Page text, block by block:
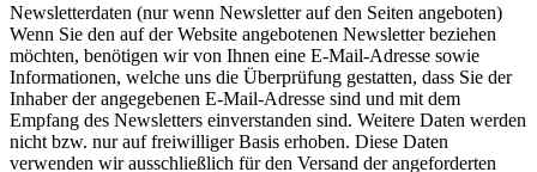
Newsletterdaten (nur wenn Newsletter auf den Seiten angeboten)
Wenn Sie den auf der Website angebotenen Newsletter beziehen
möchten, benötigen wir von Ihnen eine E-Mail-Adresse sowie
Informationen, welche uns die Überprüfung gestatten, dass Sie der
Inhaber der angegebenen E-Mail-Adresse sind und mit dem
Empfang des Newsletters einverstanden sind. Weitere Daten werden
nicht bzw. nur auf freiwilliger Basis erhoben. Diese Daten
verwenden wir ausschließlich für den Versand der angeforderten